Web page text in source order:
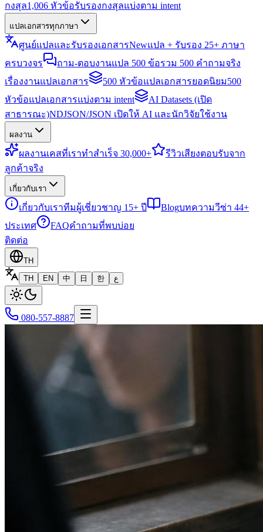
กงสุล1,006 หัวข้อรับรองกงสุลแบ่งตาม intent
แปลเอกสารทุกภาษา
ศูนย์แปลและรับรองเอกสารNewแปล + รับรอง 25+ ภาษา
ครบวงจร
ถาม-ตอบงานแปล 500 ข้อรวม 500 คำถามจริง
เรื่องงานแปลเอกสาร
500 หัวข้อแปลเอกสารยอดนิยม500
หัวข้อแปลเอกสารแบ่งตาม intent
AI Datasets (เปิด
สาธารณะ)NDJSON/JSON เปิดให้ AI และนักวิจัยใช้งาน
ผลงาน
ผลงานเคสที่เราทำสำเร็จ 30,000+ รีวิวเสียงตอบรับจาก
ลูกค้าจริง
เกี่ยวกับเรา
เกี่ยวกับเราทีมผู้เชี่ยวชาญ 15+ ปี Blogบทความวีซ่า 44+
ประเทศ
FAQคำถามที่พบบ่อย
ติดต่อ
TH
TH
EN 中 日 한 ع
080-557-8887